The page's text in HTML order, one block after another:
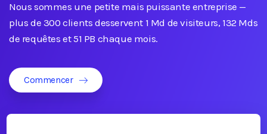
Nous sommes une petite mais puissante entreprise —
plus de 300 clients desservent 1 Md de visiteurs, 132 Mds
de requêtes et 51 PB chaque mois.
Commencer